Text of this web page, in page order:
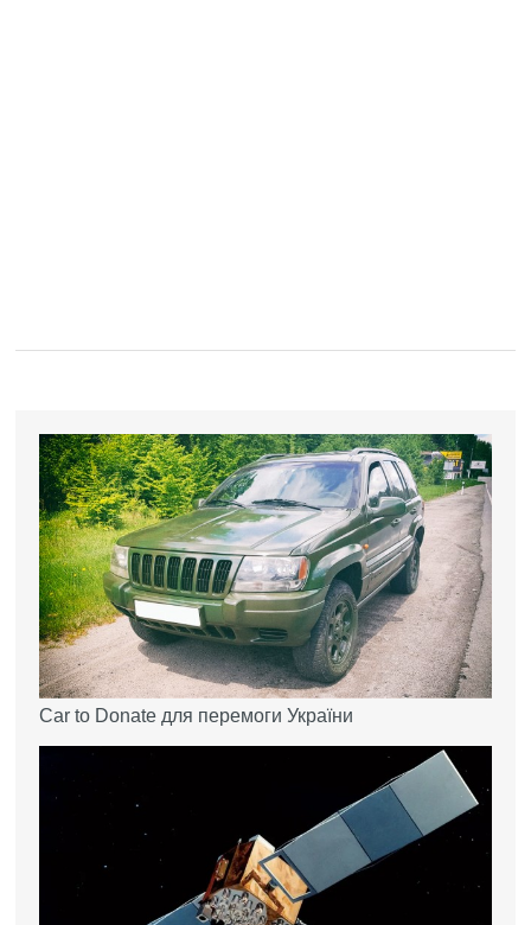
Car to Donate для перемоги України